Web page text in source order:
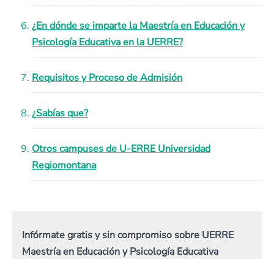
¿En dónde se imparte la Maestría en Educación y
Psicología Educativa en la UERRE?
Requisitos y Proceso de Admisión
¿Sabías que?
Otros campuses de U-ERRE Universidad
Regiomontana
Infórmate gratis y sin compromiso sobre UERRE
Maestría en Educación y Psicología Educativa